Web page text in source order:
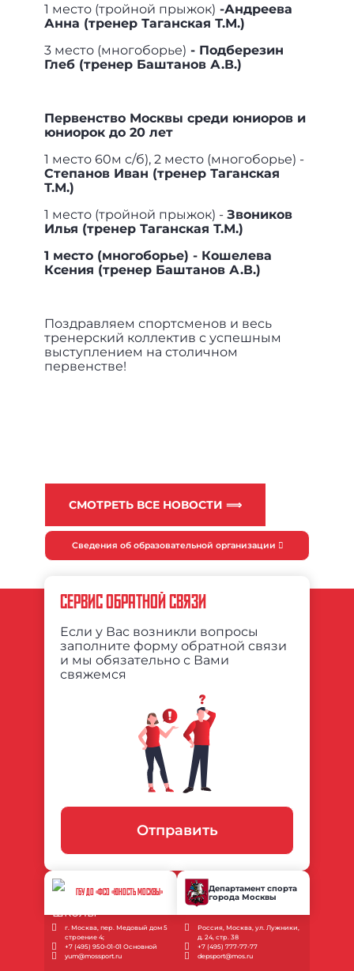
1 место (тройной прыжок) -Андреева
Анна (тренер Таганская Т.М.)
3 место (многоборье) - Подберезин
Глеб (тренер Баштанов А.В.)
Первенство Москвы среди юниоров и
юниорок до 20 лет
1 место 60м с/б), 2 место (многоборье) -
Степанов Иван (тренер Таганская
Т.М.)
1 место (тройной прыжок) - Звоников
Илья (тренер Таганская Т.М.)
1 место (многоборье) - Кошелева
Ксения (тренер Баштанов А.В.)
Поздравляем спортсменов и весь
тренерский коллектив с успешным
выступлением на столичном
первенстве!
СМОТРЕТЬ ВСЕ НОВОСТИ ⟹
Сведения об образовательной организации
СЕРВИС ОБРАТНОЙ СВЯЗИ
Если у Вас возникли вопросы
заполните форму обратной связи
и мы обязательно с Вами
свяжемся
Отправить
ГБУ ДО «ФСО «ЮНОСТЬ МОСКВЫ»
г. Москва, пер. Медовый дом 5
строение 4;
+7 (495) 950-01-01 Основной
yum@mossport.ru
Департамент спорта
города Москвы
Россия, Москва, ул. Лужники,
д. 24, стр. 38
+7 (495) 777-77-77
depsport@mos.ru